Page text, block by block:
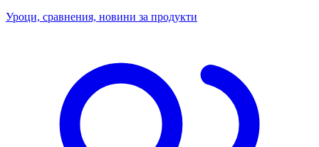
Уроци, сравнения, новини за продукти